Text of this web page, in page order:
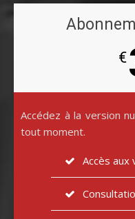
€
Accédez à la version
tout moment.
Accès aux